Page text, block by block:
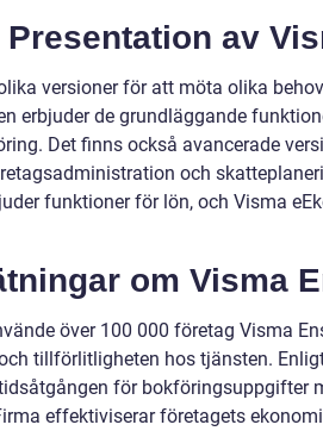
Presentation av
versioner för att möta olika
erbjuder de grundläggande
Det finns också avancerade
och
funktioner för lön, och Visma
om Visma
över 100 000 företag Visma
tillförlitligheten hos tjänsten.
för bokföringsuppgifter
effektiviserar företagets